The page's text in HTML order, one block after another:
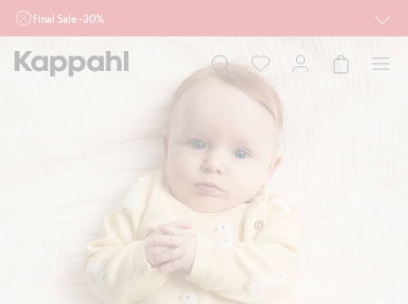
Final Sale -30%
działu outlet do 10.8 w sklepach Kappahl i Newbie oraz na kappahl.com. Ofert
nie łączymy